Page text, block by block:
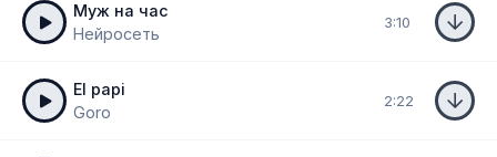
Муж на час
Нейросеть
3:10
El papi
Goro
2:22